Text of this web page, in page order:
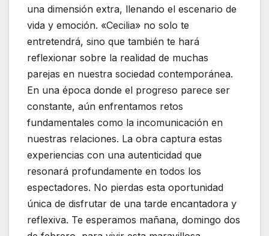
una dimensión extra, llenando el escenario de
vida y emoción. «Cecilia» no solo te
entretendrá, sino que también te hará
reflexionar sobre la realidad de muchas
parejas en nuestra sociedad contemporánea.
En una época donde el progreso parece ser
constante, aún enfrentamos retos
fundamentales como la incomunicación en
nuestras relaciones. La obra captura estas
experiencias con una autenticidad que
resonará profundamente en todos los
espectadores. No pierdas esta oportunidad
única de disfrutar de una tarde encantadora y
reflexiva. Te esperamos mañana, domingo dos